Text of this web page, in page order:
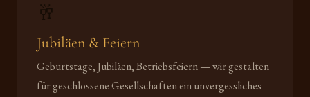
🥂
Jubiläen & Feiern
Geburtstage, Jubiläen, Betriebsfeiern — wir gestalten
für geschlossene Gesellschaften ein unvergessliches